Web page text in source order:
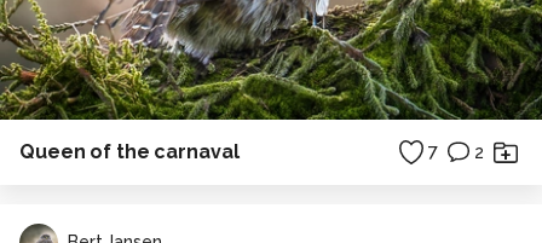
Queen of the carnaval 7 2